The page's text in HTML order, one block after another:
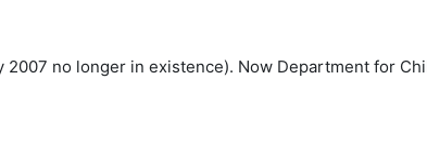
no longer in existence). Now Department for